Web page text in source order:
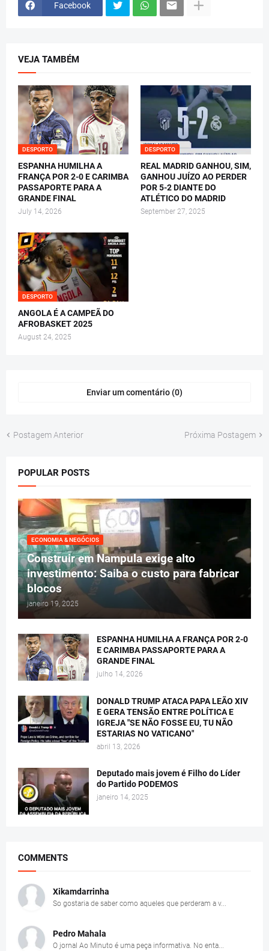
Facebook
VEJA TAMBÉM
DESPORTO
ESPANHA HUMILHA A
FRANÇA POR 2-0 E CARIMBA
PASSAPORTE PARA A
GRANDE FINAL
July 14, 2026
DESPORTO
REAL MADRID GANHOU, SIM,
GANHOU JUÍZO AO PERDER
POR 5-2 DIANTE DO
ATLÉTICO DO MADRID
September 27, 2025
DESPORTO
ANGOLA É A CAMPEÃ DO
AFROBASKET 2025
August 24, 2025
Enviar um comentário (0)
Postagem Anterior Próxima Postagem
POPULAR POSTS
ECONOMIA & NEGÓCIOS
Construir em Nampula exige alto
investimento: Saiba o custo para fabricar
blocos
janeiro 19, 2025
ESPANHA HUMILHA A FRANÇA POR 2-0
E CARIMBA PASSAPORTE PARA A
GRANDE FINAL
julho 14, 2026
DONALD TRUMP ATACA PAPA LEÃO XIV
E GERA TENSÃO ENTRE POLÍTICA E
IGREJA "SE NÃO FOSSE EU, TU NÃO
ESTARIAS NO VATICANO"
abril 13, 2026
Deputado mais jovem é Filho do Líder
do Partido PODEMOS
janeiro 14, 2025
COMMENTS
Xikamdarrinha
So gostaria de saber como aqueles que perderam a v...
Pedro Mahala
O jornal Ao Minuto é uma peça informativa. No enta...